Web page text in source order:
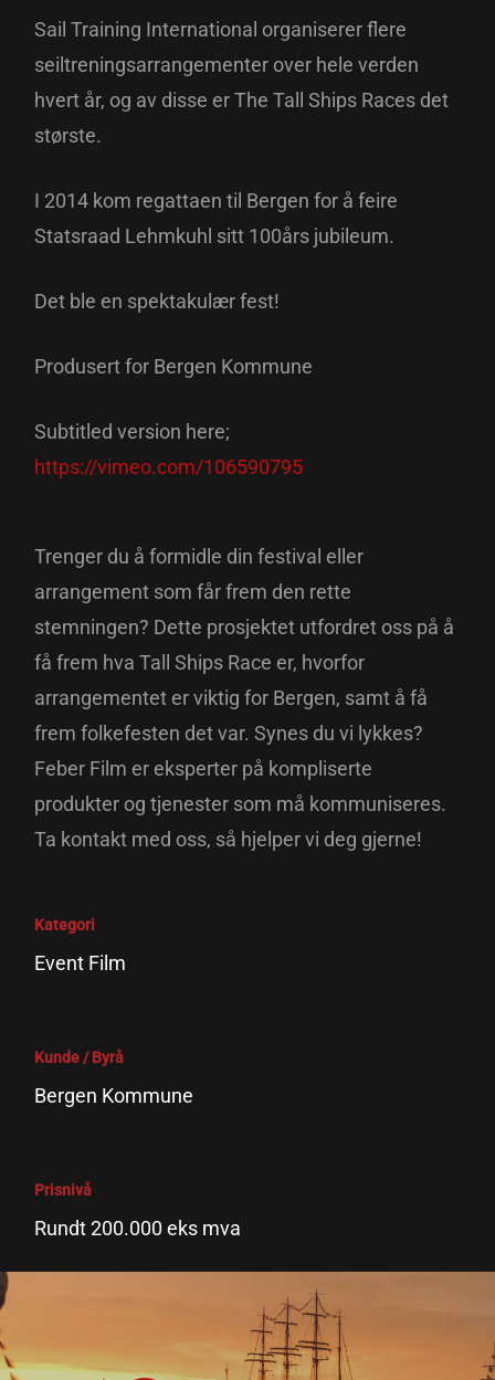
Sail Training International organiserer flere
seiltreningsarrangementer over hele verden
hvert år, og av disse er The Tall Ships Races det
største.
I 2014 kom regattaen til Bergen for å feire
Statsraad Lehmkuhl sitt 100års jubileum.
Det ble en spektakulær fest!
Produsert for Bergen Kommune
Subtitled version here;
https://vimeo.com/106590795
Trenger du å formidle din festival eller
arrangement som får frem den rette
stemningen? Dette prosjektet utfordret oss på å
få frem hva Tall Ships Race er, hvorfor
arrangementet er viktig for Bergen, samt å få
frem folkefesten det var. Synes du vi lykkes?
Feber Film er eksperter på kompliserte
produkter og tjenester som må kommuniseres.
Ta kontakt med oss, så hjelper vi deg gjerne!
Kategori
Event Film
Kunde / Byrå
Bergen Kommune
Prisnivå
Rundt 200.000 eks mva